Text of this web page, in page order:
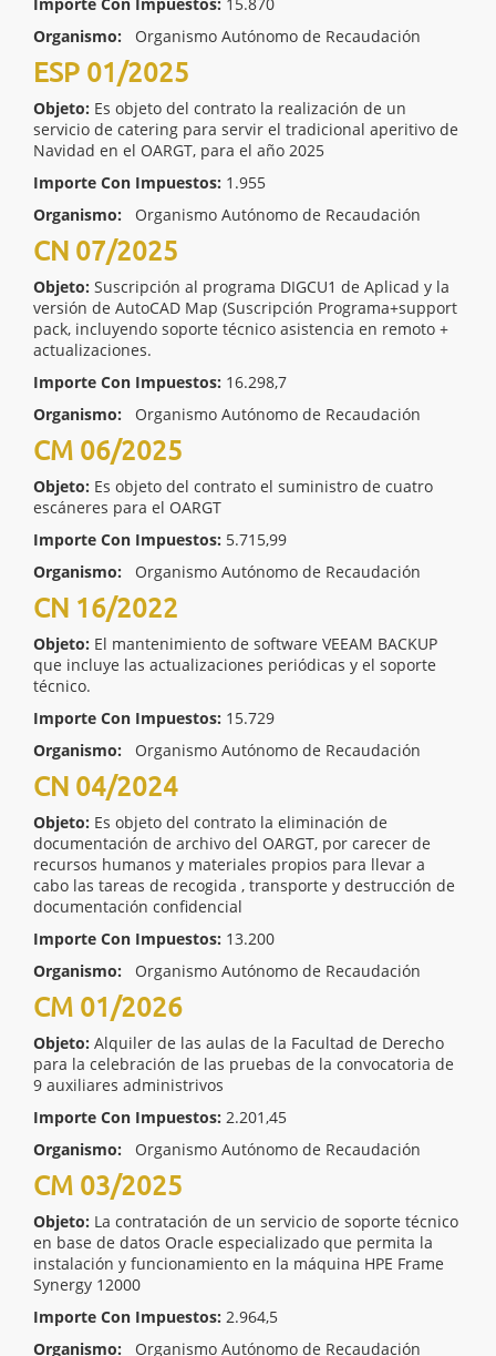
Organismo:
Organismo Autónomo de Recaudación
ESP 01/2025
Objeto: Es objeto del contrato la realización de un
servicio de catering para servir el tradicional aperitivo de
Navidad en el OARGT, para el año 2025
Importe Con Impuestos: 1.955
Organismo:
Organismo Autónomo de Recaudación
CN 07/2025
Objeto: Suscripción al programa DIGCU1 de Aplicad y la
versión de AutoCAD Map (Suscripción Programa+support
pack, incluyendo soporte técnico asistencia en remoto +
actualizaciones.
Importe Con Impuestos: 16.298,7
Organismo:
Organismo Autónomo de Recaudación
CM 06/2025
Objeto: Es objeto del contrato el suministro de cuatro
escáneres para el OARGT
Importe Con Impuestos: 5.715,99
Organismo:
Organismo Autónomo de Recaudación
CN 16/2022
Objeto: El mantenimiento de software VEEAM BACKUP
que incluye las actualizaciones periódicas y el soporte
técnico.
Importe Con Impuestos: 15.729
Organismo:
Organismo Autónomo de Recaudación
CN 04/2024
Objeto: Es objeto del contrato la eliminación de
documentación de archivo del OARGT, por carecer de
recursos humanos y materiales propios para llevar a
cabo las tareas de recogida , transporte y destrucción de
documentación confidencial
Importe Con Impuestos: 13.200
Organismo:
Organismo Autónomo de Recaudación
CM 01/2026
Objeto: Alquiler de las aulas de la Facultad de Derecho
para la celebración de las pruebas de la convocatoria de
9 auxiliares administrivos
Importe Con Impuestos: 2.201,45
Organismo:
Organismo Autónomo de Recaudación
CM 03/2025
Objeto: La contratación de un servicio de soporte técnico
en base de datos Oracle especializado que permita la
instalación y funcionamiento en la máquina HPE Frame
Synergy 12000
Importe Con Impuestos: 2.964,5
Organismo:
Organismo Autónomo de Recaudación